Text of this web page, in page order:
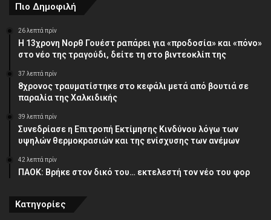
Πιο Δημοφιλή
26 λεπτά πρίν
Η 13χρονη Νορθ Γουέστ ραπάρει για «προδοσία» και «πόνο»
στο νέο της τραγούδι, δείτε τη στο βιντεοκλίπ της
37 λεπτά πρίν
8χρονος τραυματίστηκε στο κεφάλι μετά από βουτιά σε
παραλία της Χαλκιδικής
39 λεπτά πρίν
Συνεδρίασε η Επιτροπή Εκτίμησης Κινδύνου λόγω των
υψηλών θερμοκρασιών και της ενίσχυσης των ανέμων
42 λεπτά πρίν
ΠΑΟΚ: Βρήκε στον δικό του… εκτελεστή τον νέο του φορ
Κατηγορίες